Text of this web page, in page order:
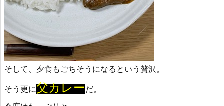
そして、夕食もごちそうになるという贅沢。
そう更に父カレーだ。